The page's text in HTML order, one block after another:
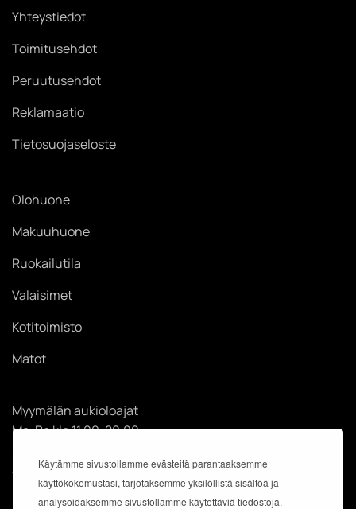
Käytämme sivustollamme evästeitä parantaaksemme
käyttökokemustasi, tarjotaksemme yksilöllistä sisältöä ja
analysoidaksemme sivustollamme käytettäviä tiedostoja.
Yhteystiedot
Toimitusehdot
Peruutusehdot
Reklamaatio
Tietosuojaseloste
Olohuone
Makuuhuone
Ruokailutila
Valaisimet
Kotitoimisto
Matot
Myymälän aukioloajat
Ma-Pe klo 11.00-20.00
Su klo 12.00-18.00